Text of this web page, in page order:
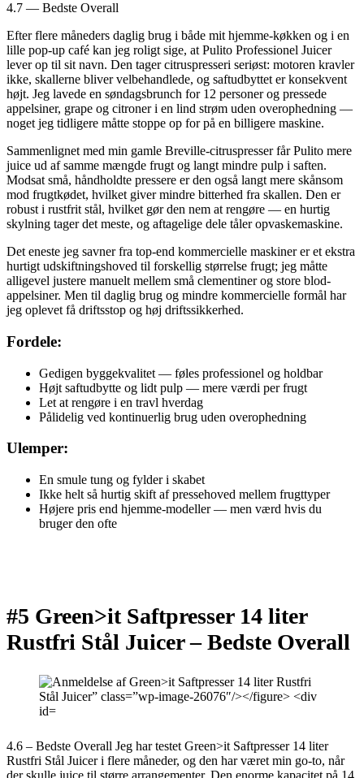
4.7 — Bedste Overall
Efter flere måneders daglig brug i både mit hjemme-køkken og i en
lille pop-up café kan jeg roligt sige, at Pulito Professionel Juicer
lever op til sit navn. Den tager citruspresseri seriøst: motoren kravler
ikke, skallerne bliver velbehandlede, og saftudbyttet er konsekvent
højt. Jeg lavede en søndagsbrunch for 12 personer og pressede
appelsiner, grape og citroner i en lind strøm uden overophedning —
noget jeg tidligere måtte stoppe op for på en billigere maskine.
Sammenlignet med min gamle Breville-citruspresser får Pulito mere
juice ud af samme mængde frugt og langt mindre pulp i saften.
Modsat små, håndholdte pressere er den også langt mere skånsom
mod frugtkødet, hvilket giver mindre bitterhed fra skallen. Den er
robust i rustfrit stål, hvilket gør den nem at rengøre — en hurtig
skylning tager det meste, og aftagelige dele tåler opvaskemaskine.
Det eneste jeg savner fra top-end kommercielle maskiner er et ekstra
hurtigt udskiftningshoved til forskellig størrelse frugt; jeg måtte
alligevel justere manuelt mellem små clementiner og store blod-
appelsiner. Men til daglig brug og mindre kommercielle formål har
jeg oplevet få driftsstop og høj driftssikkerhed.
Fordele:
Gedigen byggekvalitet — føles professionel og holdbar
Højt saftudbytte og lidt pulp — mere værdi per frugt
Let at rengøre i en travl hverdag
Pålidelig ved kontinuerlig brug uden overophedning
Ulemper:
En smule tung og fylder i skabet
Ikke helt så hurtig skift af pressehoved mellem frugttyper
Højere pris end hjemme-modeller — men værd hvis du
bruger den ofte
#5 Green>it Saftpresser 14 liter
Rustfri Stål Juicer –Bedste Overall
4.6 – Bedste Overall Jeg har testet Green>it Saftpresser 14 liter
Rustfri Stål Juicer i flere måneder, og den har været min go-to, når
der skulle juice til større arrangementer. Den enorme kapacitet på 14